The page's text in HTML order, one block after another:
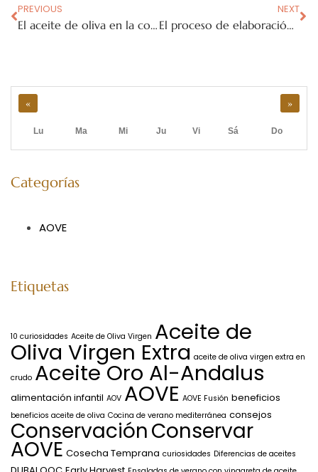
PREVIOUS
El aceite de oliva en la cosmética
NEXT
El proceso de elaboración del aceite de oliva
« »
Lu Ma Mi Ju Vi Sá Do
Categorías
AOVE
Etiquetas
10 curiosidades Aceite de Oliva Virgen Aceite de
Oliva Virgen Extra aceite de oliva virgen extra en
crudo Aceite Oro Al-Andalus
alimentación infantil AOV AOVE AOVE Fusión beneficios
beneficios aceite de oliva Cocina de verano mediterránea consejos
ConservaciónConservar
AOVE Cosecha Temprana curiosidades Diferencias de aceites